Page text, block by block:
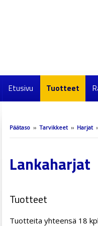
Etusivu Tuotteet
Päätaso ›› Tarvikkeet›› Harjat
Lankaharjat
Tuotteet
Tuotteita yhteensä 18 kpl